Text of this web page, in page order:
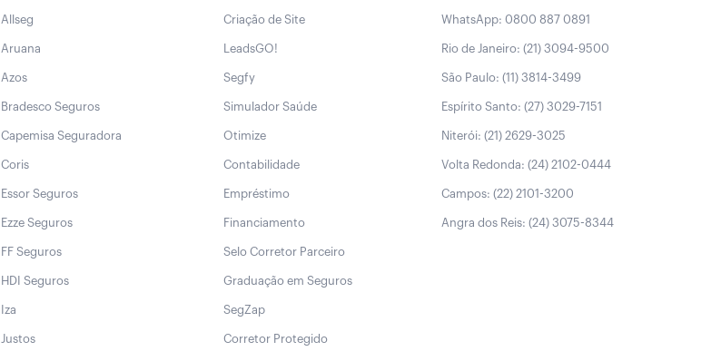
Allseg
Aruana
Azos
Bradesco Seguros
Capemisa Seguradora
Coris
Essor Seguros
Ezze Seguros
FF Seguros
HDI Seguros
Iza
Justos
Criação de Site
LeadsGO!
Segfy
Simulador Saúde
Otimize
Contabilidade
Empréstimo
Financiamento
Selo Corretor Parceiro
Graduação em Seguros
SegZap
Corretor Protegido
WhatsApp: 0800 887 0891
Rio de Janeiro: (21) 3094-9500
São Paulo: (11) 3814-3499
Espírito Santo: (27) 3029-7151
Niterói: (21) 2629-3025
Volta Redonda: (24) 2102-0444
Campos: (22) 2101-3200
Angra dos Reis: (24) 3075-8344